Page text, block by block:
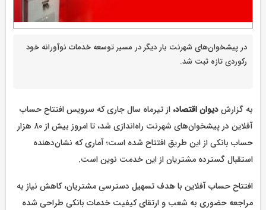
در پیشخوان‌های شهرنت بار دیگر در مسیر توسعه خدمات نوآورانه خود
رکوردی تازه ثبت شد.
به گزارشدیوان اقتصاد، از تیرماه سال جاری که سرویس افتتاح حساب
آفلاین در پیشخوان‌های شهرنت راه‌اندازی شد، تا امروز بیش از ۸۰ هزار
حساب بانکی از این طریق افتتاح شده است؛ آماری که نشان‌دهنده
استقبال گسترده مشتریان از این خدمت نوین است.
افتتاح حساب آفلاین با هدف تسهیل دسترسی مشتریان، کاهش نیاز به
مراجعه حضوری به شعب و ارتقای کیفیت خدمات بانکی طراحی شده